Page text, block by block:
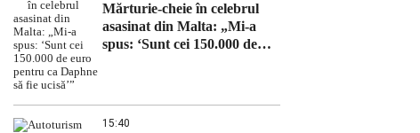
Mărturie-cheie în celebrul
asasinat din Malta: „Mi-a
spus: ‘Sunt cei 150.000 de
15:40